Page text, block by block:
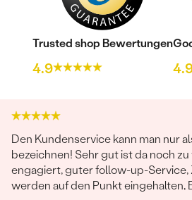
Trusted shop Bewertungen
4.9
Den Kundenservice kann man nur
bezeichnen! Sehr gut ist da noch
engagiert, guter follow-up-Service,
werden auf den Punkt eingehalten,